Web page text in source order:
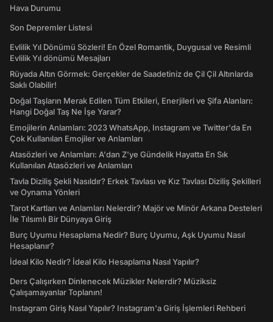
Hava Durumu
Son Depremler Listesi
Evlilik Yıl Dönümü Sözleri! En Özel Romantik, Duygusal ve Resimli
Evlilik Yıl dönümü Mesajları
Rüyada Altın Görmek: Gerçekler de Saadetiniz de Çil Çil Altınlarda
Saklı Olabilir!
Doğal Taşların Merak Edilen Tüm Etkileri, Enerjileri ve Şifa Alanları:
Hangi Doğal Taş Ne İşe Yarar?
Emojilerin Anlamları: 2023 WhatsApp, Instagram ve Twitter'da En
Çok Kullanılan Emojiler ve Anlamları
Atasözleri ve Anlamları: A'dan Z'ye Gündelik Hayatta En Sık
Kullanılan Atasözleri ve Anlamları
Tavla Diziliş Şekli Nasıldır? Erkek Tavlası ve Kız Tavlası Diziliş Şekilleri
ve Oynama Yönleri
Tarot Kartları ve Anlamları Nelerdir? Majör ve Minör Arkana Desteleri
İle Tılsımlı Bir Dünyaya Giriş
Burç Uyumu Hesaplama Nedir? Burç Uyumu, Aşk Uyumu Nasıl
Hesaplanır?
İdeal Kilo Nedir? İdeal Kilo Hesaplama Nasıl Yapılır?
Ders Çalışırken Dinlenecek Müzikler Nelerdir? Müziksiz
Çalışamayanlar Toplanın!
Instagram Giriş Nasıl Yapılır? Instagram'a Giriş İşlemleri Rehberi